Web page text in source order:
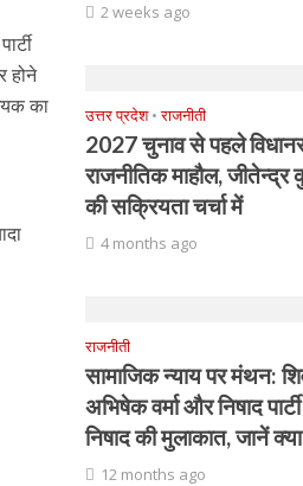
होने
का
2 weeks ago
उत्तर प्रदेश • राजनीती
2027 चुनाव से पहले
राजनीतिक माहौल, जीतेन्द्र
की सक्रियता चर्चा में
4 months ago
राजनीती
सामाजिक न्याय पर मंथन:
अभिषेक वर्मा और निषाद
निषाद की मुलाकात, जानें
12 months ago